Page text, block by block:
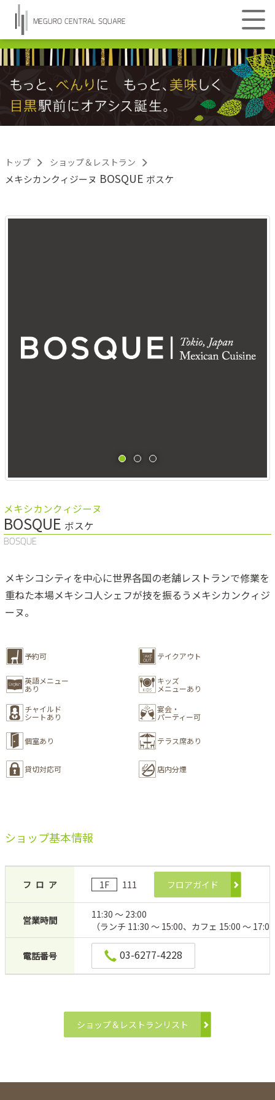
MEGURO CENTRAL SQUARE
トップ ショップ＆レストラン
メキシカンクィジーヌ BOSQUE ボスケ
メキシカンクィジーヌ
BOSQUE ボスケ
BOSQUE
メキシコシティを中心に世界各国の老舗レストランで修業を
重ねた本場メキシコ人シェフが技を振るうメキシカンクィジ
ーヌ。
予約可 テイクアウト
英語メニュー
あり
キッズ
メニューあり
チャイルド
シートあり
宴会・
パーティー可
個室あり テラス席あり
貸切対応可 店内分煙
ショップ基本情報
フロア 1F 111 フロアガイド
営業時間
11:30 ～ 23:00
（ランチ 11:30 ～ 15:00、カフェ 15:00 ～
電話番号 03-6277-4228
ショップ＆レストランリスト